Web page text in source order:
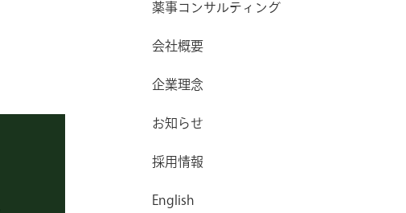
薬事コンサルティング
会社概要
企業理念
お知らせ
採用情報
English